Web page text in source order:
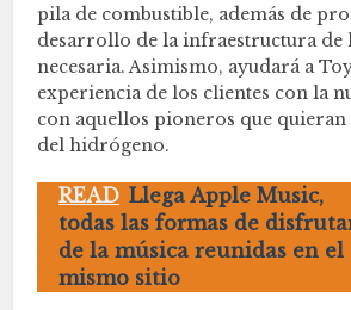
pila de combustible, además de
desarrollo de la infraestructura de
necesaria. Asimismo, ayudará a
experiencia de los clientes con la
con aquellos pioneros que
del hidrógeno.
READ Llega Apple Music,
todas las formas de
de la música reunidas en el
mismo sitio